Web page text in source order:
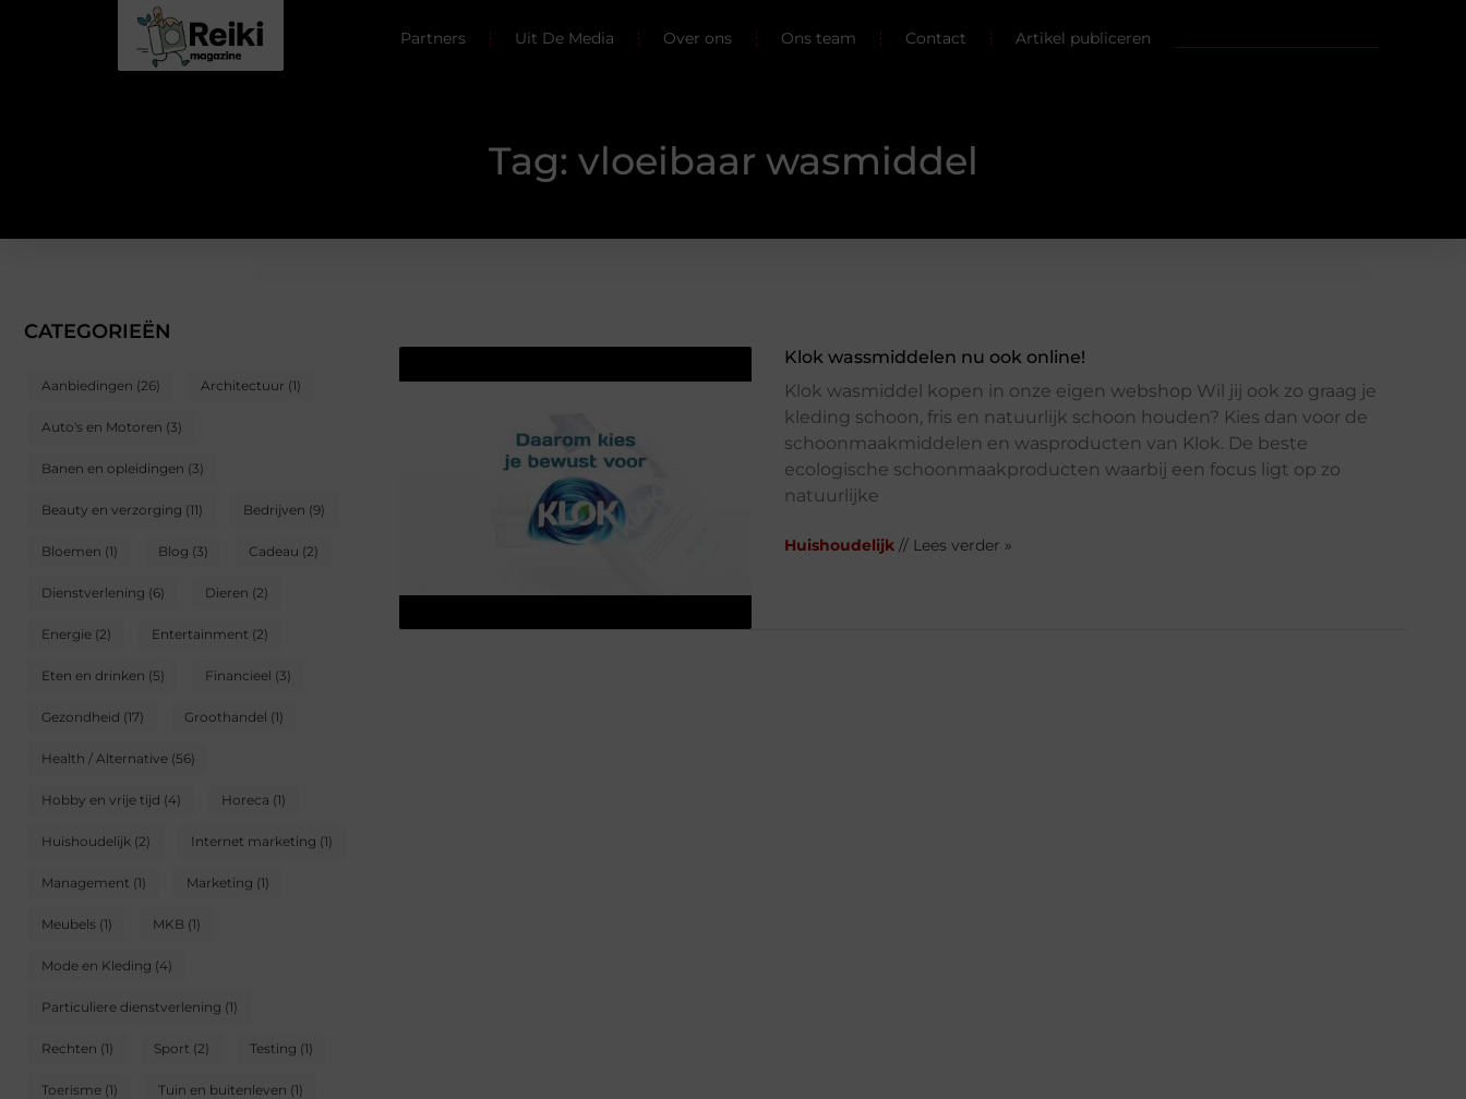
Partners Uit De Media Over ons Ons team Contact Artikel publiceren
Tag: vloeibaar wasmiddel
CATEGORIEËN
Aanbiedingen (26) Architectuur (1)
Auto's en Motoren (3)
Banen en opleidingen (3)
Beauty en verzorging (11) Bedrijven (9)
Bloemen (1) Blog (3) Cadeau (2)
Dienstverlening (6) Dieren (2)
Energie (2) Entertainment (2)
Eten en drinken (5) Financieel (3)
Gezondheid (17) Groothandel (1)
Health / Alternative (56)
Hobby en vrije tijd (4) Horeca (1)
Huishoudelijk (2) Internet marketing (1)
Management (1) Marketing (1)
Meubels (1) MKB (1)
Mode en Kleding (4)
Particuliere dienstverlening (1)
Rechten (1) Sport (2) Testing (1)
Toerisme (1) Tuin en buitenleven (1)
Klok wassmiddelen nu ook online!
Klok wasmiddel kopen in onze eigen webshop Wil jij ook zo graag je
kleding schoon, fris en natuurlijk schoon houden? Kies dan voor de
schoonmaakmiddelen en wasproducten van Klok. De beste
ecologische schoonmaakproducten waarbij een focus ligt op zo
natuurlijke
Huishoudelijk // Lees verder »